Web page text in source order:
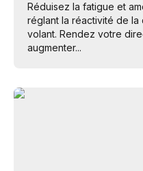
Réduisez la fatigue et
réglant la réactivité de
volant. Rendez votre
augmenter...